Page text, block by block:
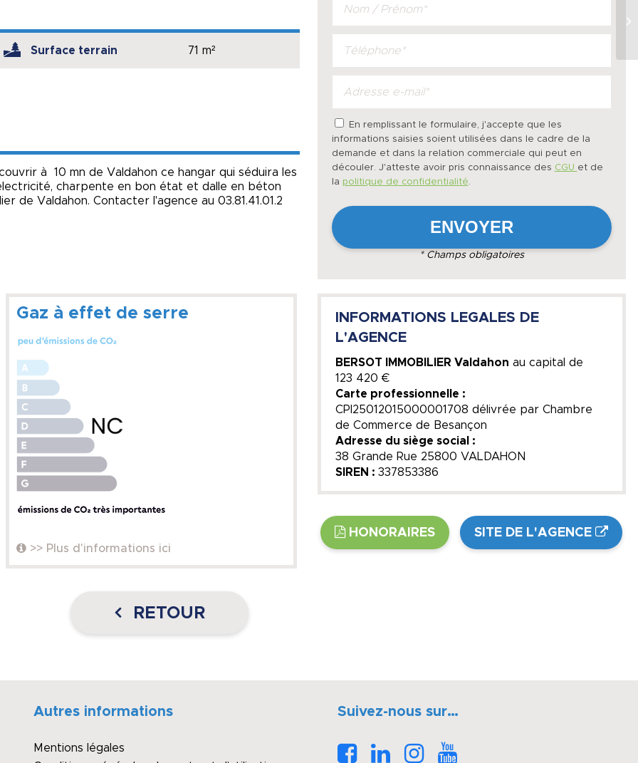
Surface terrain 71 m²
à 10 mn de Valdahon ce hangar qui séduira les
charpente en bon état et dalle en béton
de Valdahon. Contacter l'agence au 03.81.41.01.2
En remplissant le formulaire, j'accepte que les
informations saisies soient utilisées dans le cadre de la
demande et dans la relation commerciale qui peut en
découler. J'atteste avoir pris connaissance des CGU et de
la politique de confidentialité.
* Champs obligatoires
Gaz à effet de serre
>> Plus d'informations ici
INFORMATIONS LEGALES DE
L'AGENCE
BERSOT IMMOBILIER Valdahon au capital de
123 420 €
Carte professionnelle :
CPI25012015000001708 délivrée par Chambre
de Commerce de Besançon
Adresse du siège social :
38 Grande Rue 25800 VALDAHON
SIREN : 337853386
HONORAIRES SITE DE L'AGENCE
RETOUR
Autres informations
Mentions légales
Suivez-nous sur…